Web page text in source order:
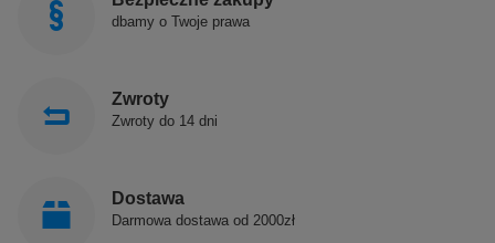
dbamy o Twoje prawa
Zwroty
Zwroty do 14 dni
Dostawa
Darmowa dostawa od 2000zł